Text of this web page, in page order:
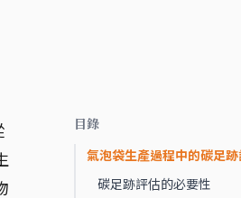
目錄
氣泡袋生產過程中的碳足
碳足跡評估的必要性